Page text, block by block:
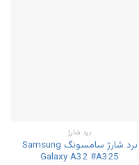
برد شارژ
برد شارژ سامسونگ Samsung
Galaxy A32 #A325